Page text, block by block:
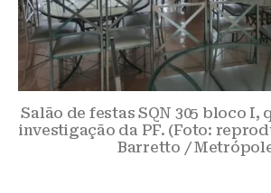
Salão de festas SQN 305 bloco I,
investigação da PF. (Foto:
Barretto /